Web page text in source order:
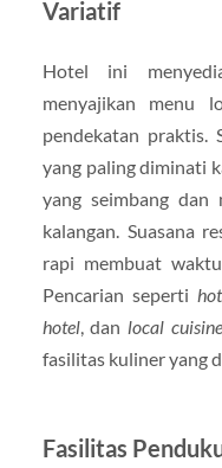
Variatif
Hotel ini
menyajikan menu
pendekatan praktis.
yang paling diminati
yang seimbang dan
kalangan. Suasana
rapi membuat
Pencarian seperti
hotel, dan local
fasilitas kuliner yang
Fasilitas